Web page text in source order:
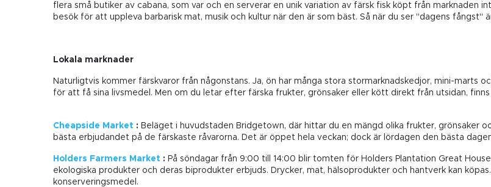
flera små butiker av cabana, som var och en serverar en unik variation av färsk fisk köpt från marknaden
besök för att uppleva barbarisk mat, musik och kultur när den är som bäst. Så när du ser "dagens fångst"
Lokala marknader
Naturligtvis kommer färskvaror från någonstans. Ja, ön har många stora stormarknadskedjor, mini-marts
för att få sina livsmedel. Men om du letar efter färska frukter, grönsaker eller kött direkt från utsidan,
Cheapside Market : Beläget i huvudstaden Bridgetown, där hittar du en mängd olika frukter, grönsaker
bästa erbjudandet på de färskaste råvarorna. Det är öppet hela veckan; dock är lördagen den bästa
Holders Farmers Market : På söndagar från 9:00 till 14:00 blir tomten för Holders Plantation Great
ekologiska produkter och deras biprodukter erbjuds. Drycker, mat, hälsoprodukter och hantverk kan
konserveringsmedel.